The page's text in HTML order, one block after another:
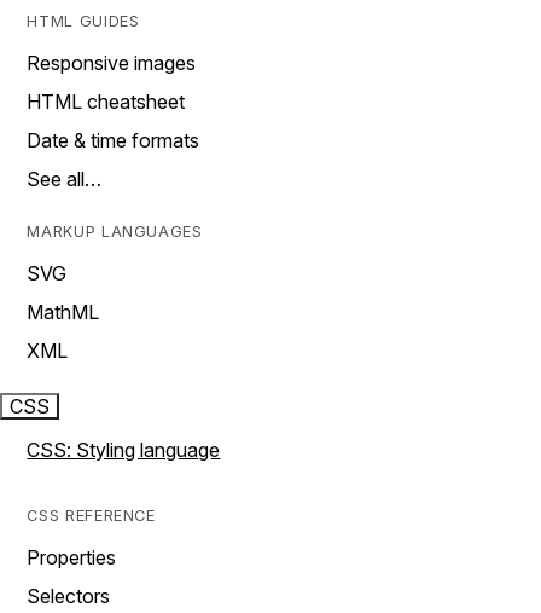
HTML GUIDES
Responsive images
HTML cheatsheet
Date & time formats
See all…
MARKUP LANGUAGES
SVG
MathML
XML
CSS
CSS: Styling language
CSS REFERENCE
Properties
Selectors